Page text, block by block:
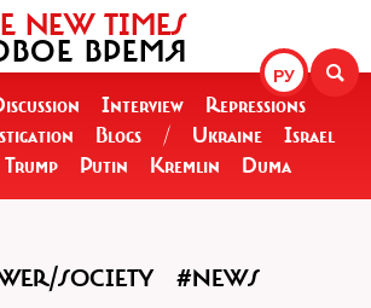
РУ
NEW TIMES
ВРЕМЯ
Interview
Repressions
Blogs / Ukraine
Israel
Trump Putin Kremlin Duma
SOCIETY #NEWS